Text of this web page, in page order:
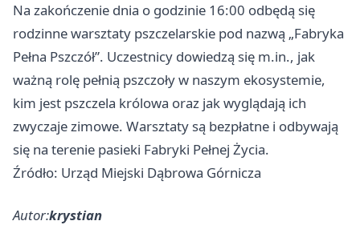
Na zakończenie dnia o godzinie 16:00 odbędą się
rodzinne warsztaty pszczelarskie pod nazwą „Fabryka
Pełna Pszczół”. Uczestnicy dowiedzą się m.in., jak
ważną rolę pełnią pszczoły w naszym ekosystemie,
kim jest pszczela królowa oraz jak wyglądają ich
zwyczaje zimowe. Warsztaty są bezpłatne i odbywają
się na terenie pasieki Fabryki Pełnej Życia.
Źródło: Urząd Miejski Dąbrowa Górnicza
Autor:krystian